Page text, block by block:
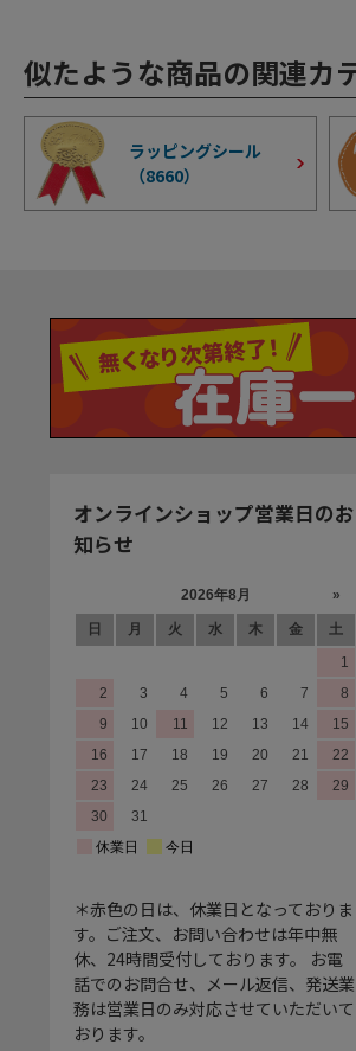
似たような商品の関連カ
ラッピングシール
（8660）
オンラインショップ営業日のお
知らせ
＊赤色の日は、休業日となっておりま
す。ご注文、お問い合わせは年中無
休、24時間受付しております。 お電
話でのお問合せ、メール返信、発送業
務は営業日のみ対応させていただいて
おります。